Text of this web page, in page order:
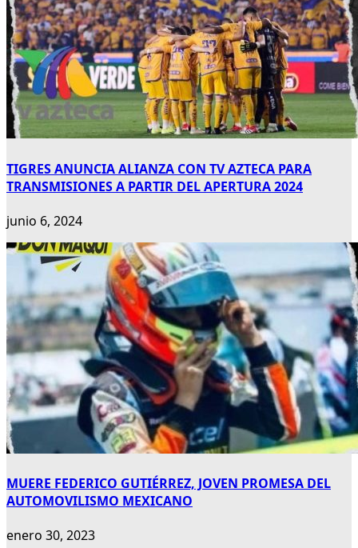
TIGRES ANUNCIA ALIANZA CON TV AZTECA PARA
TRANSMISIONES A PARTIR DEL APERTURA 2024
junio 6, 2024
MUERE FEDERICO GUTIÉRREZ, JOVEN PROMESA DEL
AUTOMOVILISMO MEXICANO
enero 30, 2023